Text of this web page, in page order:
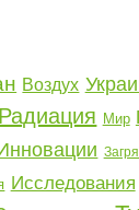
Воздух
Радиация Мир
Исследования